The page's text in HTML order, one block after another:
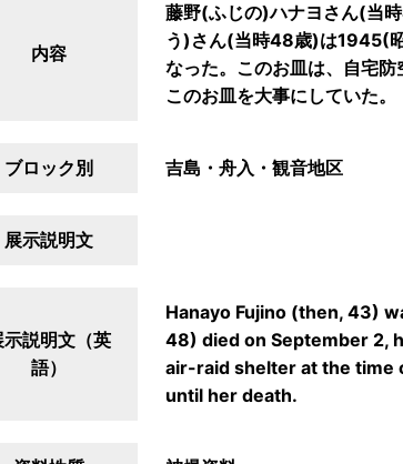
内容
藤野(ふじの)ハナヨさん(当
う)さん(当時48歳)は1945(
なった。このお皿は、自宅
このお皿を大事にしていた。
ブロック別 吉島・舟入・観音地区
展示説明文
示説明文（英
語）
Hanayo Fujino (then, 43)
48) died on September 2,
air-raid shelter at the time
until her death.